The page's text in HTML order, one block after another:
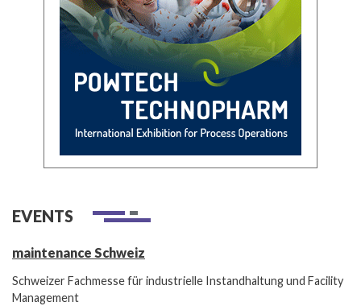
EVENTS
maintenance Schweiz
Schweizer Fachmesse für industrielle Instandhaltung und Facility
Management